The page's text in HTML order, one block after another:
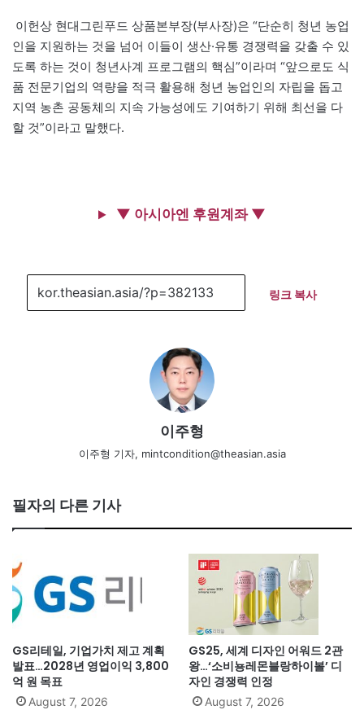
이헌상 현대그린푸드 상품본부장(부사장)은 “단순히 청년 농업
인을 지원하는 것을 넘어 이들이 생산·유통 경쟁력을 갖출 수 있
도록 하는 것이 청년사계 프로그램의 핵심”이라며 “앞으로도 식
품 전문기업의 역량을 적극 활용해 청년 농업인의 자립을 돕고
지역 농촌 공동체의 지속 가능성에도 기여하기 위해 최선을 다
할 것”이라고 말했다.
▼ 아시아엔 후원계좌 ▼
링크 복사
이주형
이주형 기자, mintcondition@theasian.asia
필자의 다른 기사
GS리테일, 기업가치 제고 계획
발표…2028년 영업이익 3,800
억 원 목표
August 7, 2026
GS25, 세계 디자인 어워드 2관
왕…‘소비뇽레몬블랑하이볼’ 디
자인 경쟁력 인정
August 7, 2026